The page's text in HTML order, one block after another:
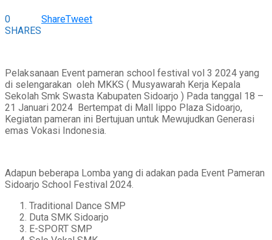
0
SHARES
ShareTweet
Pelaksanaan Event pameran school festival vol 3 2024 yang
di selengarakan oleh MKKS ( Musyawarah Kerja Kepala
Sekolah Smk Swasta Kabupaten Sidoarjo ) Pada tanggal 18 –
21 Januari 2024 Bertempat di Mall lippo Plaza Sidoarjo,
Kegiatan pameran ini Bertujuan untuk Mewujudkan Generasi
emas Vokasi Indonesia.
Adapun beberapa Lomba yang di adakan pada Event Pameran
Sidoarjo School Festival 2024.
Traditional Dance SMP
Duta SMK Sidoarjo
E-SPORT SMP